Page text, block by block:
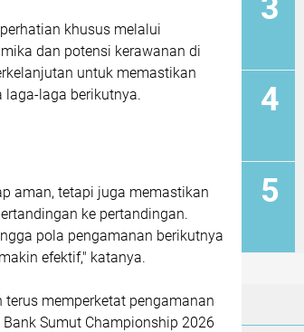
khusus melalui
dan potensi kerawanan di
untuk memastikan
laga berikutnya.
aman, tetapi juga memastikan
ke pertandingan.
pola pengamanan berikutnya
efektif," katanya.
memperketat pengamanan
Sumut Championship 2026